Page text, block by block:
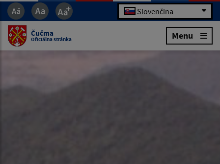
Slovenčina
Čučma
Oficiálna stránka Menu